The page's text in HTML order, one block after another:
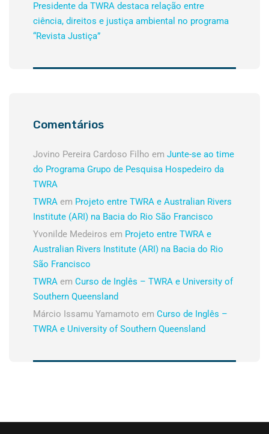
Presidente da TWRA destaca relação entre
ciência, direitos e justiça ambiental no programa
“Revista Justiça”
Comentários
Jovino Pereira Cardoso Filho em Junte-se ao time
do Programa Grupo de Pesquisa Hospedeiro da
TWRA
TWRA em Projeto entre TWRA e Australian Rivers
Institute (ARI) na Bacia do Rio São Francisco
Yvonilde Medeiros em Projeto entre TWRA e
Australian Rivers Institute (ARI) na Bacia do Rio
São Francisco
TWRA em Curso de Inglês – TWRA e University of
Southern Queensland
Márcio Issamu Yamamoto em Curso de Inglês –
TWRA e University of Southern Queensland